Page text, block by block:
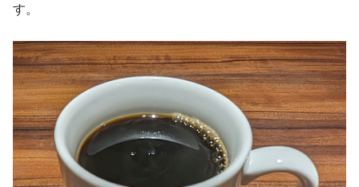
す。